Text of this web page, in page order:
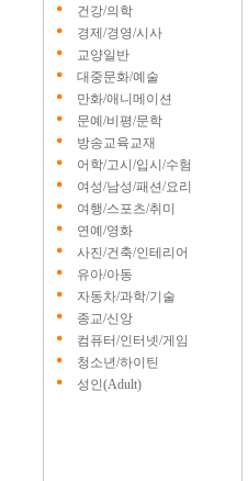
건강/의학
경제/경영/시사
교양일반
대중문화/예술
만화/애니메이션
문예/비평/문학
방송교육교재
어학/고시/입시/수험
여성/남성/패션/요리
여행/스포츠/취미
연예/영화
사진/건축/인테리어
유아/아동
자동차/과학/기술
종교/신앙
컴퓨터/인터넷/게임
청소년/하이틴
성인(Adult)